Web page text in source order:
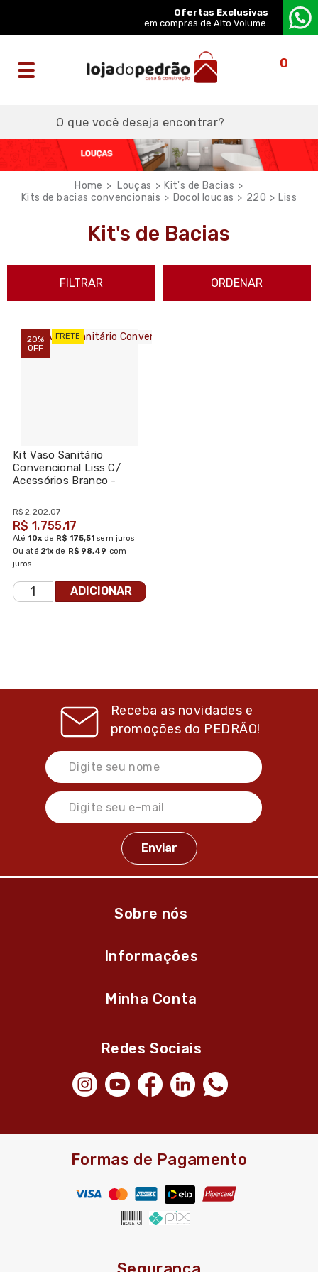
Ofertas Exclusivas
em compras de Alto Volume.
0
Louças
Kit's de Bacias
Kits de bacias convencionais
Docol loucas 220 Liss
Kit's de Bacias
FILTRAR ORDENAR
20%
OFF
FRETE
Kit Vaso Sanitário
Convencional Liss C/
Acessórios Branco -
R$ 2.202,07
R$ 1.755,17
Até10xde R$ 175,51 sem juros
Ou até 21x de R$ 98,49 com
juros
ADICIONAR
Receba as novidades e
promoções do PEDRÃO!
Sobre nós
Informações
Minha Conta
Redes Sociais
Formas de Pagamento